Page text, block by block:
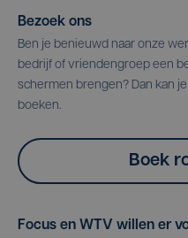
Bezoek ons
Ben je benieuwd naar onze
bedrijf of vriendengroep een
schermen brengen? Dan kan
boeken.
Boek
Focus en WTV willen er